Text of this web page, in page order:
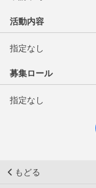
活動内容
指定なし
募集ロール
指定なし
もどる